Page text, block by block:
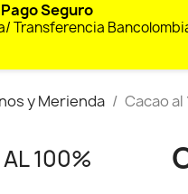
Pago Seguro
Transferencia
y Merienda Cacao al
100%